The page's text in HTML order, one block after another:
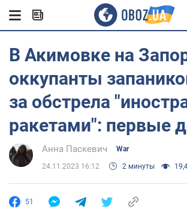
В Акимовке на
оккупанты
за обстрела
ракетами": первые
Анна Паскевич War
24.11.2023 16:12 2 минуты
51